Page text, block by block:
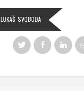
LUKÁŠ SVOBODA